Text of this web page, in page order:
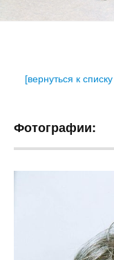
[вернуться к
Фотографии: